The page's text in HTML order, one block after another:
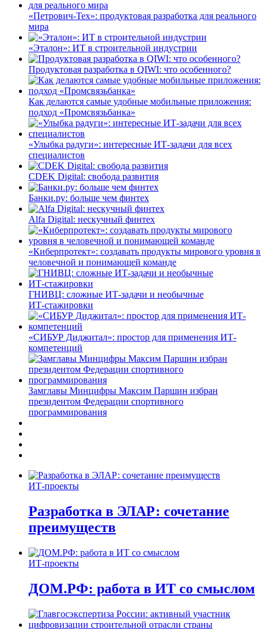
«Петрович-Тех»: продуктовая разработка для реального
мира
«Эталон»: ИТ в строительной индустрии
Продуктовая разработка в QIWI: что особенного?
Как делаются самые удобные мобильные приложения:
подход «Промсвязьбанка»
«Улыбка радуги»: интересные ИТ-задачи для всех
специалистов
CDEK Digital: свобода развития
Банки.ру: больше чем финтех
Alfa Digital: нескучный финтех
«Киберпротект»: создавать продукты мирового уровня в
человечной и понимающей команде
ГНИВЦ: сложные ИТ‑задачи и необычные
ИТ‑стажировки
«СИБУР Диджитал»: простор для применения ИТ-
компетенций
Замглавы Минцифры Максим Паршин избран
президентом Федерации спортивного
программирования
ИТ-проекты
Разработка в ЭЛАР: сочетание
преимуществ
ИТ-проекты
ДОМ.РФ: работа в ИТ со смыслом